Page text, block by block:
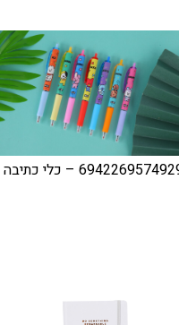
– כלי כתיבה